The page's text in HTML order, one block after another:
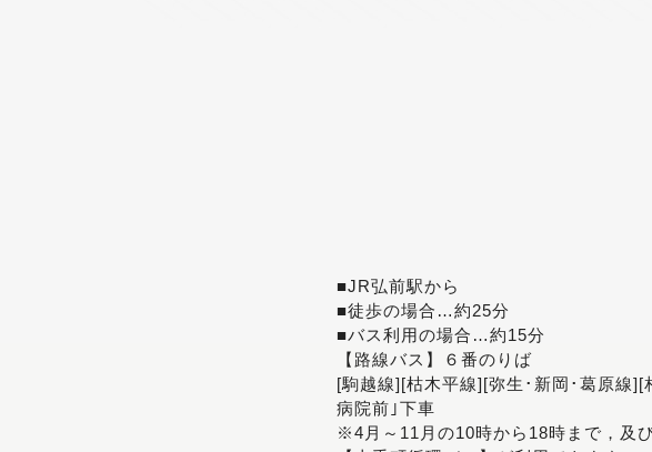
■JR弘前駅から
■徒歩の場合…約25分
■バス利用の場合…約15分
【路線バス】６番のりば
[駒越線][枯木平線][弥生･新岡･葛原線
病院前｣下車
※4月～11月の10時から18時まで，及